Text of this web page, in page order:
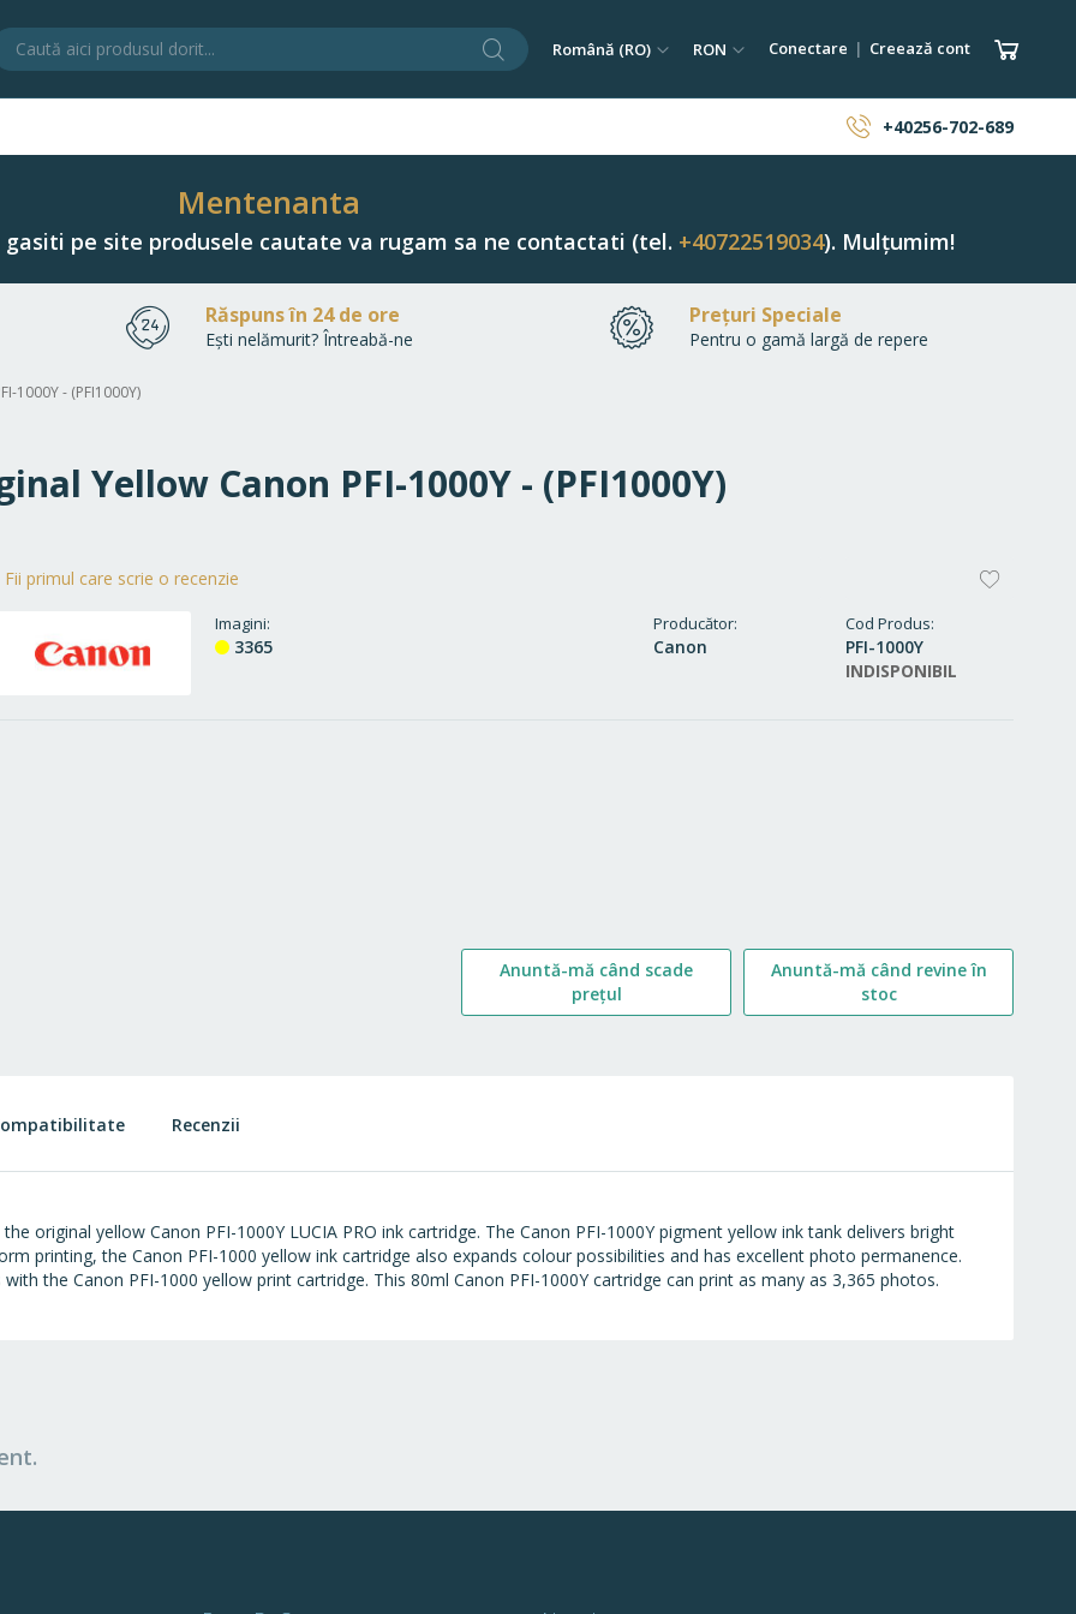
CăutareLimba
Română (RO) Monedă
RON Conectare Creează cont Coșul
+40256-702-689
Mentenanta
pe site produsele cautate va rugam sa ne contactati (tel. +40722519034). Mulțumim!
Răspuns în 24 de ore
Ești nelămurit? Întreabă-ne
Prețuri Speciale
Pentru o gamă largă de repere
1000Y - (PFI1000Y)
Yellow Canon PFI-1000Y - (PFI1000Y)
Producător
Canon
Cod Produs
PFI-1000Y
INDISPONIBIL
Fii primul care scrie o recenzie
Imagini
3365
Anuntă-mă când scade
prețul
Anuntă-mă când revine în
stoc
original yellow Canon PFI-1000Y LUCIA PRO ink cartridge. The Canon PFI-1000Y pigment yellow ink tank delivers bright
printing, the Canon PFI-1000 yellow ink cartridge also expands colour possibilities and has excellent photo permanence.
the Canon PFI-1000 yellow print cartridge. This 80ml Canon PFI-1000Y cartridge can print as many as 3,365 photos.
Recenzii